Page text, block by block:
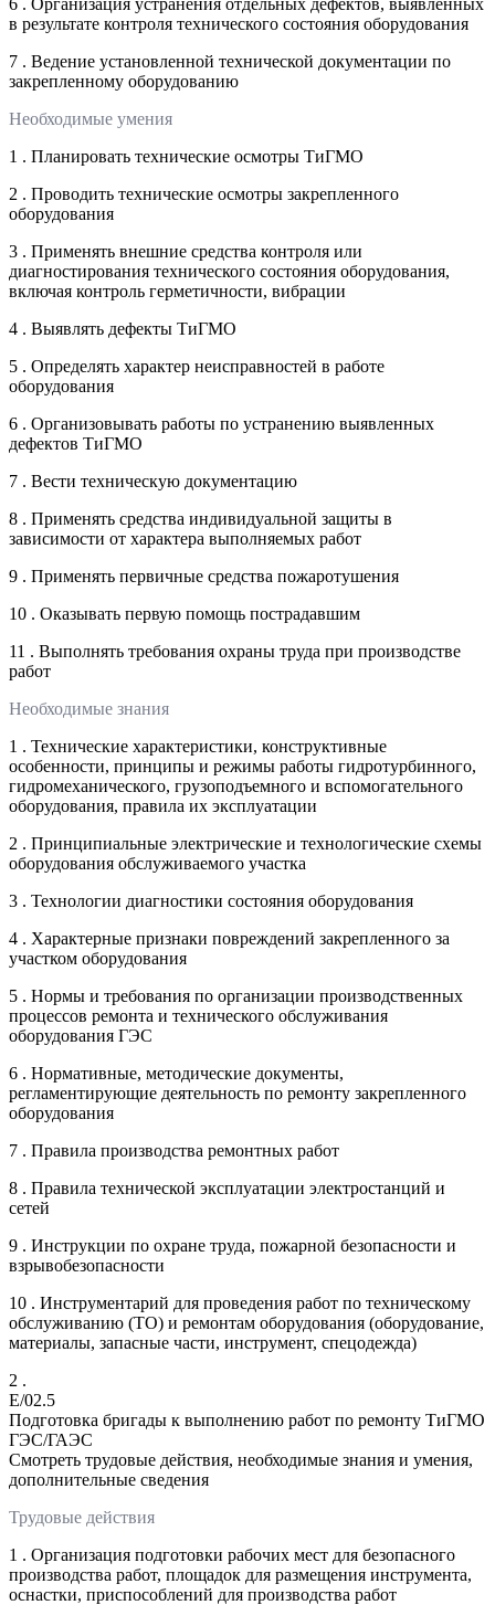
в результате контроля технического состояния оборудования
7 . Ведение установленной технической документации по
закрепленному оборудованию
Необходимые умения
1 . Планировать технические осмотры ТиГМО
2 . Проводить технические осмотры закрепленного
оборудования
3 . Применять внешние средства контроля или
диагностирования технического состояния оборудования,
включая контроль герметичности, вибрации
4 . Выявлять дефекты ТиГМО
5 . Определять характер неисправностей в работе
оборудования
6 . Организовывать работы по устранению выявленных
дефектов ТиГМО
7 . Вести техническую документацию
8 . Применять средства индивидуальной защиты в
зависимости от характера выполняемых работ
9 . Применять первичные средства пожаротушения
10 . Оказывать первую помощь пострадавшим
11 . Выполнять требования охраны труда при производстве
работ
Необходимые знания
1 . Технические характеристики, конструктивные
особенности, принципы и режимы работы гидротурбинного,
гидромеханического, грузоподъемного и вспомогательного
оборудования, правила их эксплуатации
2 . Принципиальные электрические и технологические схемы
оборудования обслуживаемого участка
3 . Технологии диагностики состояния оборудования
4 . Характерные признаки повреждений закрепленного за
участком оборудования
5 . Нормы и требования по организации производственных
процессов ремонта и технического обслуживания
оборудования ГЭС
6 . Нормативные, методические документы,
регламентирующие деятельность по ремонту закрепленного
оборудования
7 . Правила производства ремонтных работ
8 . Правила технической эксплуатации электростанций и
сетей
9 . Инструкции по охране труда, пожарной безопасности и
взрывобезопасности
10 . Инструментарий для проведения работ по техническому
обслуживанию (ТО) и ремонтам оборудования (оборудование,
материалы, запасные части, инструмент, спецодежда)
2 .
E/02.5
Подготовка бригады к выполнению работ по ремонту ТиГМО
ГЭС/ГАЭС
Смотреть трудовые действия, необходимые знания и умения,
дополнительные сведения
Трудовые действия
1 . Организация подготовки рабочих мест для безопасного
производства работ, площадок для размещения инструмента,
оснастки, приспособлений для производства работ